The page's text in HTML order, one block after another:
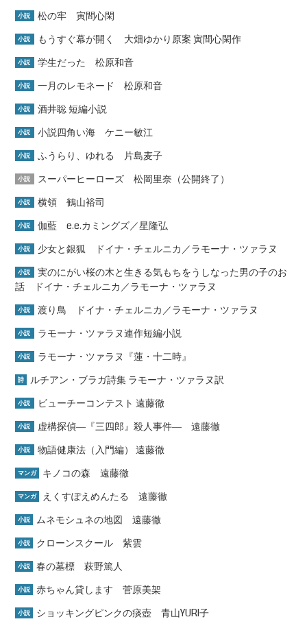
小説 松の牢 寅間心閑
小説 もうすぐ幕が開く 大畑ゆかり原案 寅間心閑作
小説 学生だった 松原和音
小説 一月のレモネード 松原和音
小説 酒井聡 短編小説
小説 小説四角い海 ケニー敏江
小説 ふうらり、ゆれる 片島麦子
小説 スーパーヒーローズ 松岡里奈（公開終了）
小説 横領 鶴山裕司
小説 伽藍 e.e.カミングズ／星隆弘
小説 少女と銀狐 ドイナ・チェルニカ／ラモーナ・ツァラヌ
小説
実のにがい桜の木と生きる気もちをうしなった男の子のお
話 ドイナ・チェルニカ／ラモーナ・ツァラヌ
小説 渡り鳥 ドイナ・チェルニカ／ラモーナ・ツァラヌ
小説 ラモーナ・ツァラヌ連作短編小説
小説 ラモーナ・ツァラヌ『蓮・十二時』
詩 ルチアン・ブラガ詩集 ラモーナ・ツァラヌ訳
小説 ビューチーコンテスト 遠藤徹
小説 虚構探偵―『三四郎』殺人事件― 遠藤徹
小説 物語健康法（入門編） 遠藤徹
マンガ キノコの森 遠藤徹
マンガ えくすぽえめんたる 遠藤徹
小説 ムネモシュネの地図 遠藤徹
小説 クローンスクール 紫雲
小説 春の墓標 萩野篤人
小説 赤ちゃん貸します 菅原美架
小説 ショッキングピンクの痰壺 青山YURI子